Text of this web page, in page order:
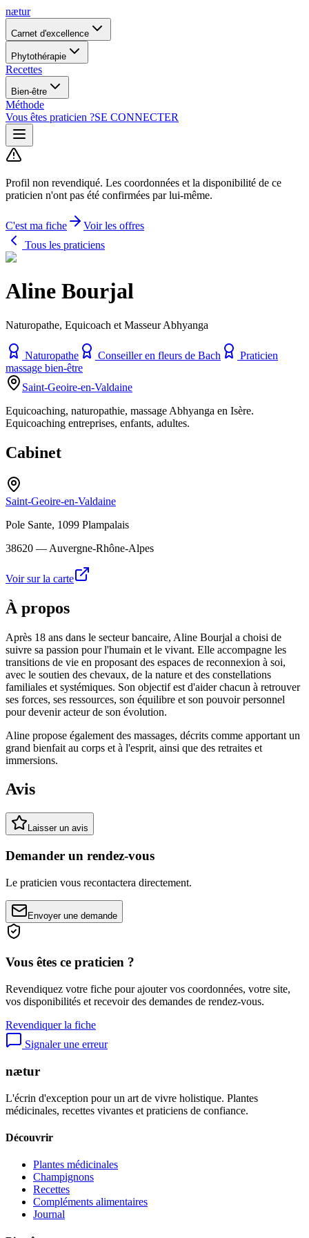
nætur
Carnet d'excellence
Phytothérapie
Recettes
Bien-être
Méthode
Vous êtes praticien ?SE CONNECTER
Profil non revendiqué. Les coordonnées et la disponibilité de ce
praticien n'ont pas été confirmées par lui-même.
C'est ma fiche
Voir les offres
Tous les praticiens
Aline Bourjal
Naturopathe, Equicoach et Masseur Abhyanga
Naturopathe Conseiller en fleurs de Bach
Praticien
massage bien-être
Saint-Geoire-en-Valdaine
Equicoaching, naturopathie, massage Abhyanga en Isère.
Equicoaching entreprises, enfants, adultes.
Cabinet
Saint-Geoire-en-Valdaine
Pole Sante, 1099 Plampalais
38620 — Auvergne-Rhône-Alpes
Voir sur la carte
À propos
Après 18 ans dans le secteur bancaire, Aline Bourjal a choisi de
suivre sa passion pour l'humain et le vivant. Elle accompagne les
transitions de vie en proposant des espaces de reconnexion à soi,
avec le soutien des chevaux, de la nature et des constellations
familiales et systémiques. Son objectif est d'aider chacun à retrouver
ses forces, ses ressources, son équilibre et son pouvoir personnel
pour devenir acteur de son évolution.
Aline propose également des massages, décrits comme apportant un
grand bienfait au corps et à l'esprit, ainsi que des retraites et
immersions.
Avis
Laisser un avis
Demander un rendez-vous
Le praticien vous recontactera directement.
Envoyer une demande
Vous êtes ce praticien ?
Revendiquez votre fiche pour ajouter vos coordonnées, votre site,
vos disponibilités et recevoir des demandes de rendez-vous.
Revendiquer la fiche
Signaler une erreur
nætur
L'écrin d'exception pour un art de vivre holistique. Plantes
médicinales, recettes vivantes et praticiens de confiance.
Découvrir
Plantes médicinales
Champignons
Recettes
Compléments alimentaires
Journal